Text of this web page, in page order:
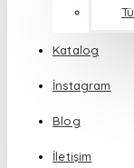
Katalog
İnstagram
Blog
İletişim